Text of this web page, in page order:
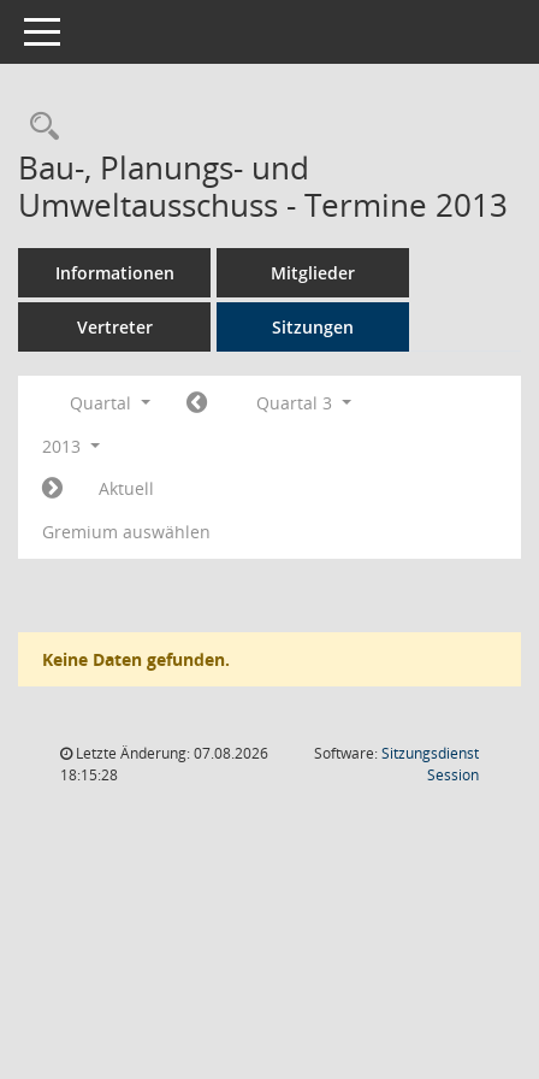
Toggle navigation
Rechercheauswahl
Bau-, Planungs- und
Umweltausschuss - Termine 2013
Informationen Mitglieder
Vertreter Sitzungen
Quartal
Quartal 3
2013
Aktuell
Gremium auswählen
Keine Daten gefunden.
Letzte Änderung: 07.08.2026
18:15:28
Software:Sitzungsdienst
Session(Wird in